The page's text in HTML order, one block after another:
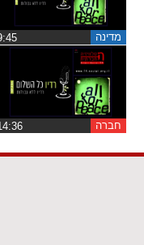
brightness_high
ניגודיות בהירה
format_underlined
קו תחתי לקישורים
מדינה
חברה